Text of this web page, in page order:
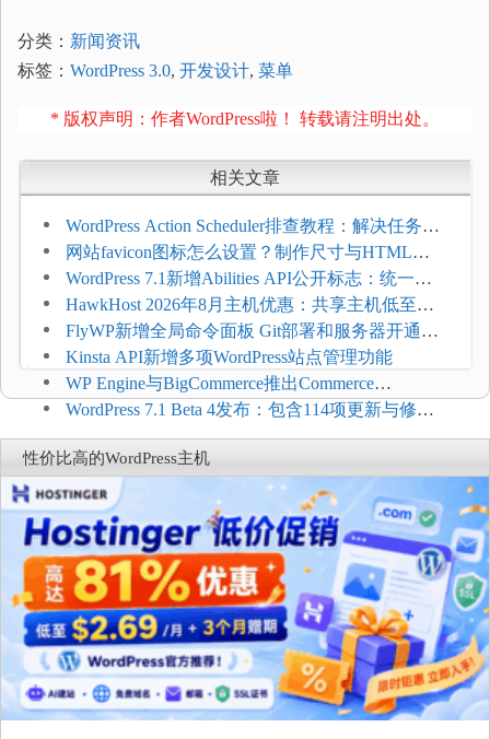
分类： 新闻资讯
标签： WordPress 3.0, 开发设计, 菜单
* 版权声明：作者WordPress啦！ 转载请注明出处。
相关文章
WordPress Action Scheduler排查教程：解决任务积
压和订单延迟
网站favicon图标怎么设置？制作尺寸与HTML添
加方法
WordPress 7.1新增Abilities API公开标志：统一支
持REST API、MCP与AI代理
HawkHost 2026年8月主机优惠：共享主机低至
$2.61/月，高性能主机同步折扣
FlyWP新增全局命令面板 Git部署和服务器开通更
方便
Kinsta API新增多项WordPress站点管理功能
WP Engine与BigCommerce推出Commerce
Connect：WordPress商店可保留前台体验并扩展电
商能力
WordPress 7.1 Beta 4发布：包含114项更新与修
复，仅建议在测试环境体验
性价比高的WordPress主机